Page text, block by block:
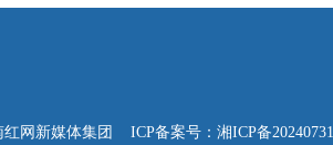
网新媒体集团 ICP备案号：湘ICP备